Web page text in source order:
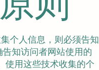
个人信息，则必须告知
知访问者网站使用的
使用这些技术收集的个